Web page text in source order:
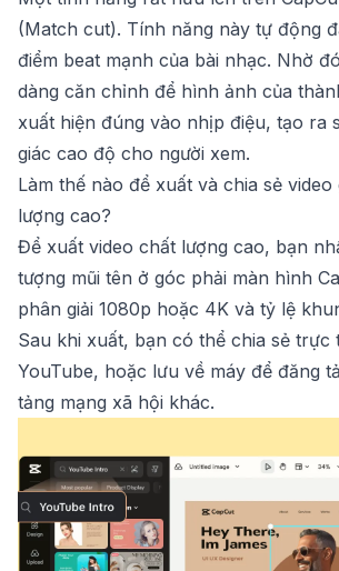
(Match cut). Tính năng này tự động
điểm beat mạnh của bài nhạc. Nhờ
dàng căn chỉnh để hình ảnh của
xuất hiện đúng vào nhịp điệu, tạo ra
giác cao độ cho người xem.
Làm thế nào để xuất và chia sẻ video
lượng cao?
Để xuất video chất lượng cao, bạn
tượng mũi tên ở góc phải màn hình
phân giải 1080p hoặc 4K và tỷ lệ
Sau khi xuất, bạn có thể chia sẻ trực
YouTube, hoặc lưu về máy để đăng
tảng mạng xã hội khác.